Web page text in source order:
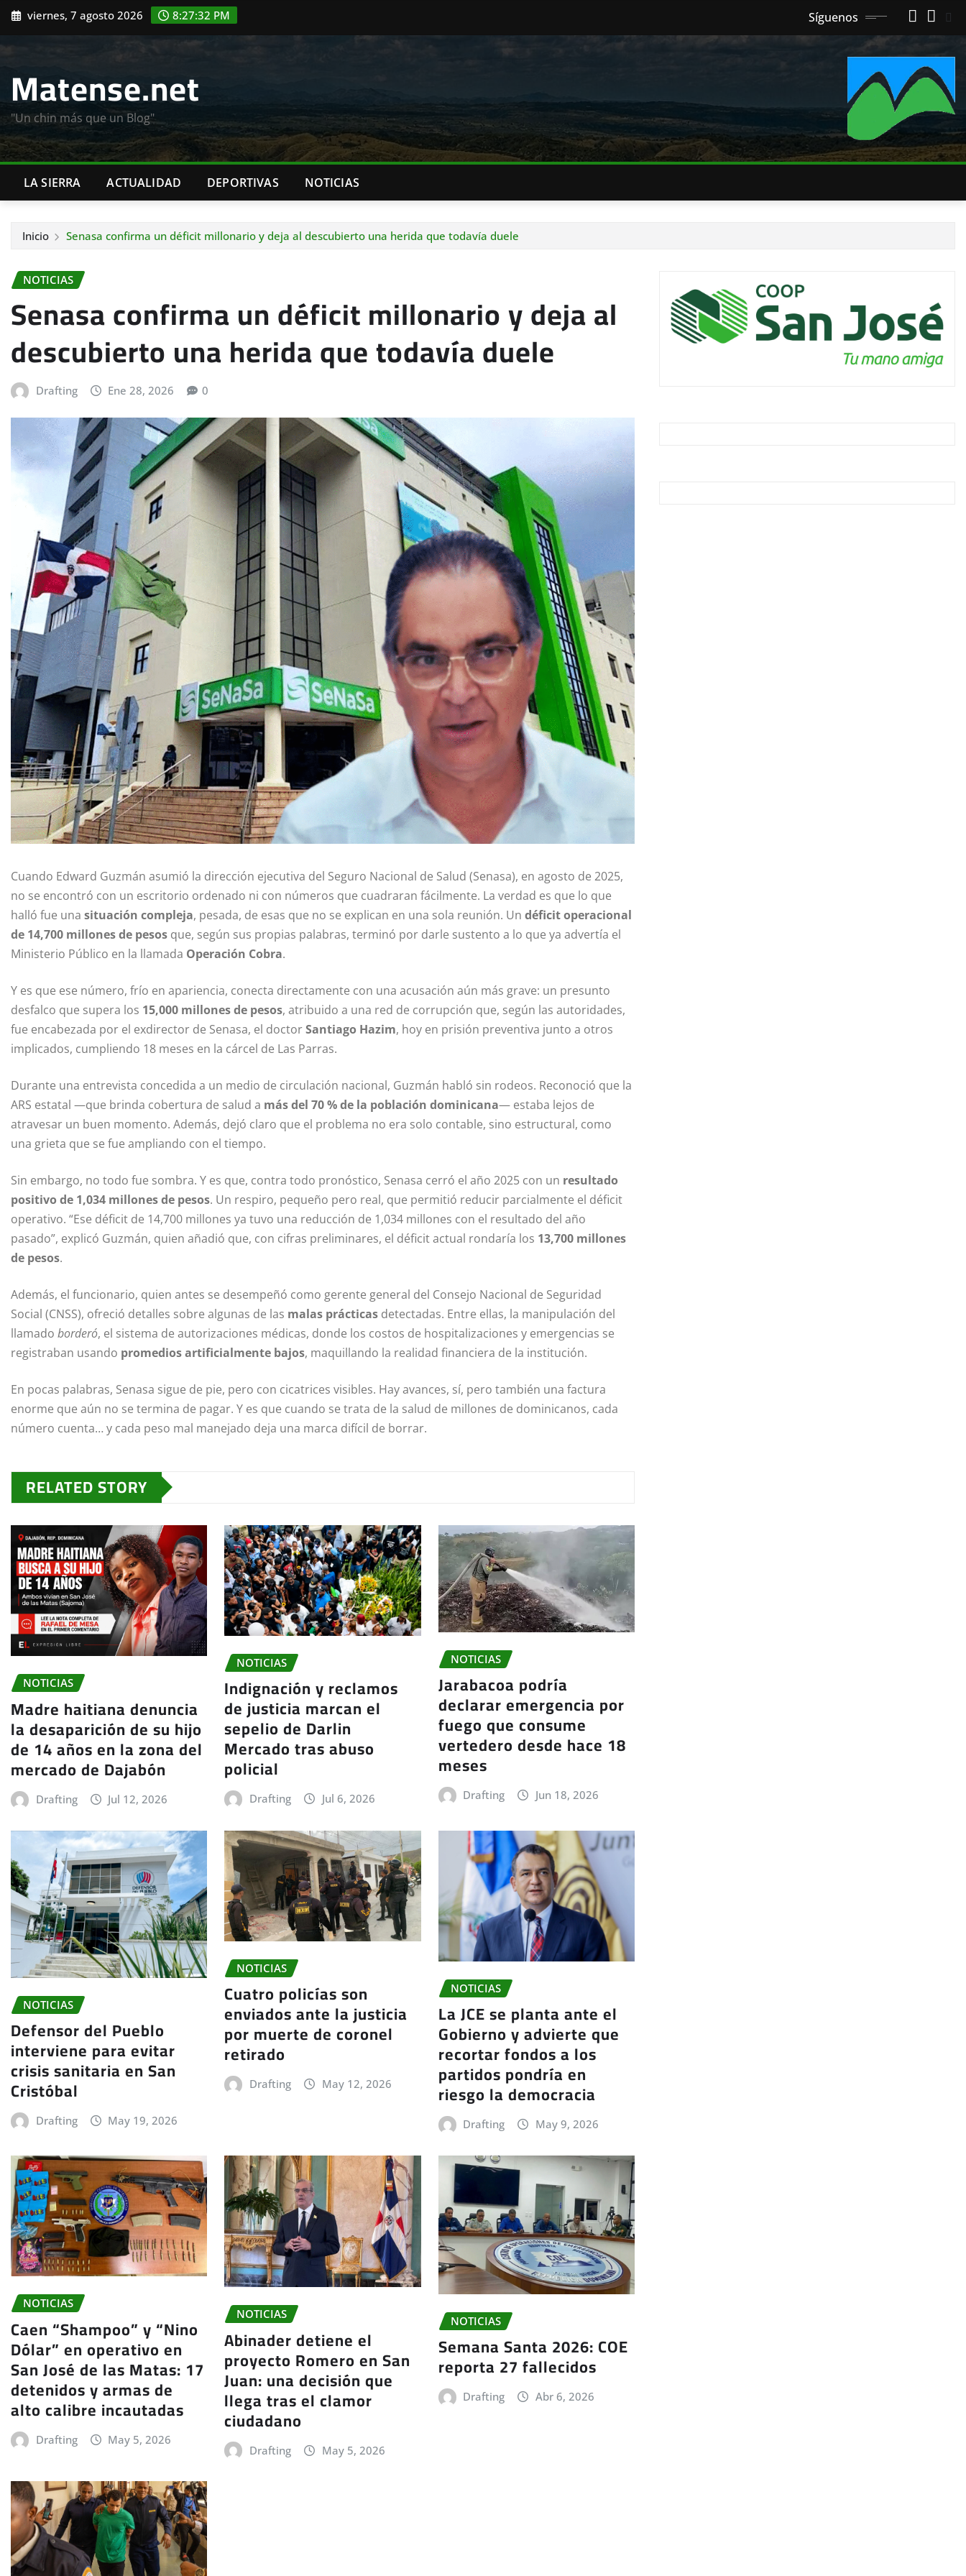
Saltar
contenido
viernes, 7 agosto 2026 8:27:34 PM Síguenos
Matense.net
"Un chin más que un Blog"
LA SIERRA ACTUALIDAD DEPORTIVAS NOTICIAS
Inicio Senasa confirma un déficit millonario y deja al descubierto una herida que todavía duele
NOTICIAS
Senasa confirma un déficit millonario y deja al
descubierto una herida que todavía duele
Drafting Ene 28, 2026 0
Cuando Edward Guzmán asumió la dirección ejecutiva del Seguro Nacional de Salud (Senasa), en agosto de 2025,
no se encontró con un escritorio ordenado ni con números que cuadraran fácilmente. La verdad es que lo que
halló fue una situación compleja, pesada, de esas que no se explican en una sola reunión. Un déficit operacional
de 14,700 millones de pesos que, según sus propias palabras, terminó por darle sustento a lo que ya advertía el
Ministerio Público en la llamada Operación Cobra.
Y es que ese número, frío en apariencia, conecta directamente con una acusación aún más grave: un presunto
desfalco que supera los 15,000 millones de pesos, atribuido a una red de corrupción que, según las autoridades,
fue encabezada por el exdirector de Senasa, el doctorSantiago Hazim, hoy en prisión preventiva junto a otros
implicados, cumpliendo 18 meses en la cárcel de Las Parras.
Durante una entrevista concedida a un medio de circulación nacional, Guzmán habló sin rodeos. Reconoció que la
ARS estatal —que brinda cobertura de salud a más del 70 % de la población dominicana— estaba lejos de
atravesar un buen momento. Además, dejó claro que el problema no era solo contable, sino estructural, como
una grieta que se fue ampliando con el tiempo.
Sin embargo, no todo fue sombra. Y es que, contra todo pronóstico, Senasa cerró el año 2025 con un resultado
positivo de 1,034 millones de pesos. Un respiro, pequeño pero real, que permitió reducir parcialmente el déficit
operativo. “Ese déficit de 14,700 millones ya tuvo una reducción de 1,034 millones con el resultado del año
pasado”, explicó Guzmán, quien añadió que, con cifras preliminares, el déficit actual rondaría los 13,700 millones
de pesos.
Además, el funcionario, quien antes se desempeñó como gerente general del Consejo Nacional de Seguridad
Social (CNSS), ofreció detalles sobre algunas de las malas prácticas detectadas. Entre ellas, la manipulación del
llamado borderó, el sistema de autorizaciones médicas, donde los costos de hospitalizaciones y emergencias se
registraban usando promedios artificialmente bajos, maquillando la realidad financiera de la institución.
En pocas palabras, Senasa sigue de pie, pero con cicatrices visibles. Hay avances, sí, pero también una factura
enorme que aún no se termina de pagar. Y es que cuando se trata de la salud de millones de dominicanos, cada
número cuenta… y cada peso mal manejado deja una marca difícil de borrar.
RELATED STORY
NOTICIAS
Madre haitiana denuncia
la desaparición de su hijo
de 14 años en la zona del
mercado de Dajabón
Drafting Jul 12, 2026
NOTICIAS
Indignación y reclamos
de justicia marcan el
sepelio de Darlin
Mercado tras abuso
policial
Drafting Jul 6, 2026
NOTICIAS
Jarabacoa podría
declarar emergencia por
fuego que consume
vertedero desde hace 18
meses
Drafting Jun 18, 2026
NOTICIAS
Defensor del Pueblo
interviene para evitar
crisis sanitaria en San
Cristóbal
Drafting May 19, 2026
NOTICIAS
Cuatro policías son
enviados ante la justicia
por muerte de coronel
retirado
Drafting May 12, 2026
NOTICIAS
La JCE se planta ante el
Gobierno y advierte que
recortar fondos a los
partidos pondría en
riesgo la democracia
Drafting May 9, 2026
NOTICIAS
Caen “Shampoo” y “Nino
Dólar” en operativo en
San José de las Matas: 17
detenidos y armas de
alto calibre incautadas
Drafting May 5, 2026
NOTICIAS
Abinader detiene el
proyecto Romero en San
Juan: una decisión que
llega tras el clamor
ciudadano
Drafting May 5, 2026
NOTICIAS
Semana Santa 2026: COE
reporta 27 fallecidos
Drafting Abr 6, 2026